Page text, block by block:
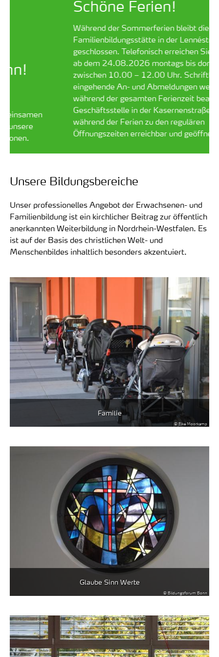
Schöne Ferien!
Während der Sommerferien bleibt die
Familienbildungsstätte in der Lennéstraße
geschlossen. Telefonisch erreichen Sie uns wieder
ab dem 24.08.2026 montags bis donnerstags
zwischen 10.00 – 12.00 Uhr. Schriftlich
eingehende An- und Abmeldungen werden
während der gesamten Ferienzeit bearbeitet. Die
Geschäftsstelle in der Kasernenstraße ist
während der Ferien zu den regulären
Öffnungszeiten erreichbar und geöffnet.
Unsere Bildungsbereiche
Unser professionelles Angebot der Erwachsenen- und
Familienbildung ist ein kirchlicher Beitrag zur öffentlich
anerkannten Weiterbildung in Nordrhein-Westfalen. Es
ist auf der Basis des christlichen Welt- und
Menschenbildes inhaltlich besonders akzentuiert.
Familie
© Elke Moorkamp
Glaube Sinn Werte
© Bildungsforum Bonn